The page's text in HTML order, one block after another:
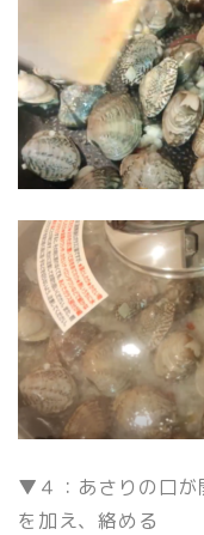
▼４：あさりの口が
を加え、絡める